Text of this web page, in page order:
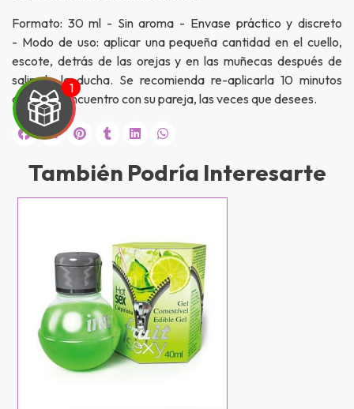
premios
JUGAR
Formato: 30 ml - Sin aroma - Envase práctico y discreto
- Modo de uso: aplicar una pequeña cantidad en el cuello,
escote, detrás de las orejas y en las muñecas después de
salir de la ducha. Se recomienda re-aplicarla 10 minutos
antes del encuentro con su pareja, las veces que desees.
También Podría Interesarte